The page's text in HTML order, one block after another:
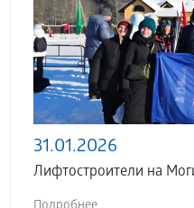
31.01.2026
Лифтостроители на